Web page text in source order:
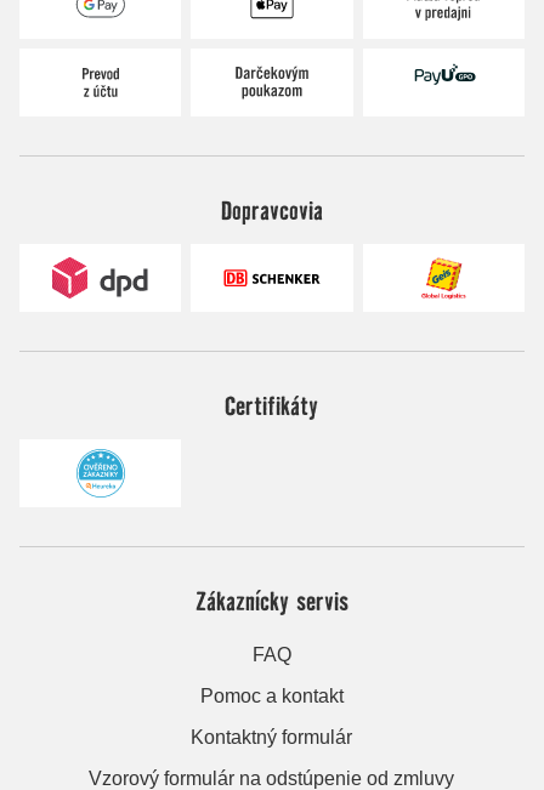
Dopravcovia
Certifikáty
Zákaznícky servis
FAQ
Pomoc a kontakt
Kontaktný formulár
Vzorový formulár na odstúpenie od zmluvy